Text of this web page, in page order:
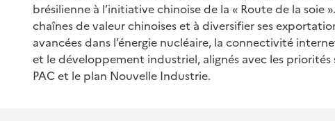
brésilienne à l’initiative chinoise de la « Route de la soie
chaînes de valeur chinoises et à diversifier ses
avancées dans l’énergie nucléaire, la connectivité
et le développement industriel, alignés avec les
PAC et le plan Nouvelle Industrie.